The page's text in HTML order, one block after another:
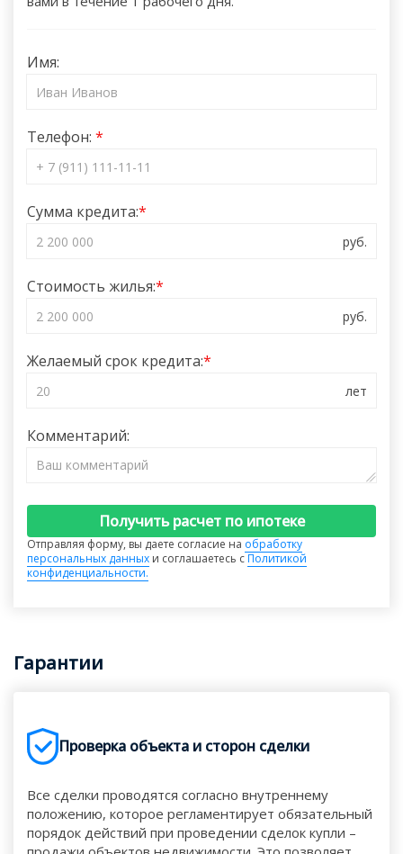
Имя:
Телефон:
Сумма кредита:
Стоимость жилья:
Желаемый срок кредита:
Комментарий:
Получить расчет по ипотеке
Отправляя форму, вы даете согласие на обработку
персональных данных и соглашаетесь сПолитикой
конфиденциальности.
Гарантии
Проверка объекта и сторон сделки
Все сделки проводятся согласно внутреннему
положению, которое регламентирует обязательный
порядок действий при проведении сделок купли –